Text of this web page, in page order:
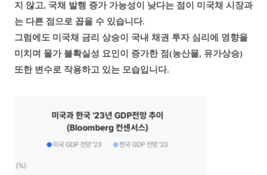
지 않고, 국채 발행 증가 가능성이 낮다는 점이 미국채 시장과
는 다른 점으로 꼽을 수 있습니다.
그럼에도 미국채 금리 상승이 국내 채권 투자 심리에 영향을
미치며 물가 불확실성 요인이 증가한 점(농산물, 유가상승)
또한 변수로 작용하고 있는 모습입니다.